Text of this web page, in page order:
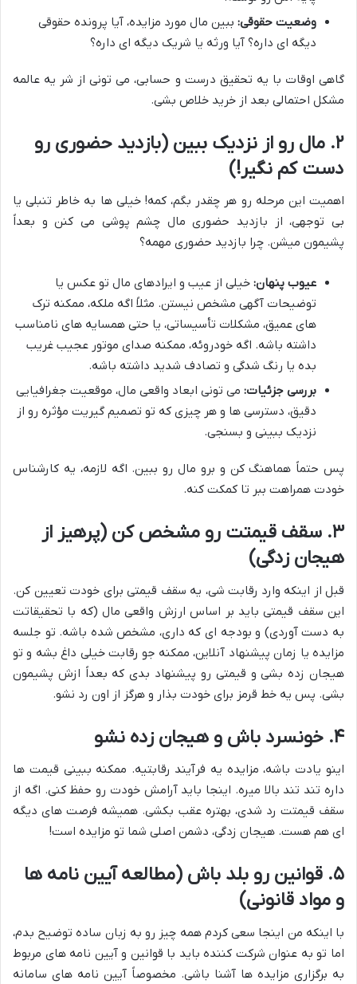
وضعیت حقوقی: ببین مال مورد مزایده، آیا پرونده حقوقی
دیگه ای داره؟ آیا ورثه یا شریک دیگه ای داره؟
گاهی اوقات با یه تحقیق درست و حسابی، می تونی از شر یه عالمه
مشکل احتمالی بعد از خرید خلاص بشی.
۲. مال رو از نزدیک ببین (بازدید حضوری رو
دست کم نگیر!)
اهمیت این مرحله رو هر چقدر بگم، کمه! خیلی ها به خاطر تنبلی یا
بی توجهی، از بازدید حضوری مال چشم پوشی می کنن و بعداً
پشیمون میشن. چرا بازدید حضوری مهمه؟
عیوب پنهان: خیلی از عیب و ایرادهای مال تو عکس یا
توضیحات آگهی مشخص نیستن. مثلاً اگه ملکه، ممکنه ترک
های عمیق، مشکلات تأسیساتی، یا حتی همسایه های نامناسب
داشته باشه. اگه خودروئه، ممکنه صدای موتور عجیب غریب
بده یا رنگ شدگی و تصادف شدید داشته باشه.
بررسی جزئیات: می تونی ابعاد واقعی مال، موقعیت جغرافیایی
دقیق، دسترسی ها و هر چیزی که تو تصمیم گیریت مؤثره رو از
نزدیک ببینی و بسنجی.
پس حتماً هماهنگ کن و برو مال رو ببین. اگه لازمه، یه کارشناس
خودت همراهت ببر تا کمکت کنه.
۳. سقف قیمتت رو مشخص کن (پرهیز از
هیجان زدگی)
قبل از اینکه وارد رقابت شی، یه سقف قیمتی برای خودت تعیین کن.
این سقف قیمتی باید بر اساس ارزش واقعی مال (که با تحقیقاتت
به دست آوردی) و بودجه ای که داری، مشخص شده باشه. تو جلسه
مزایده یا زمان پیشنهاد آنلاین، ممکنه جو رقابت خیلی داغ بشه و تو
هیجان زده بشی و قیمتی رو پیشنهاد بدی که بعداً ازش پشیمون
بشی. پس یه خط قرمز برای خودت بذار و هرگز از اون رد نشو.
۴. خونسرد باش و هیجان زده نشو
اینو یادت باشه، مزایده یه فرآیند رقابتیه. ممکنه ببینی قیمت ها
داره تند تند بالا میره. اینجا باید آرامش خودت رو حفظ کنی. اگه از
سقف قیمتت رد شدی، بهتره عقب بکشی. همیشه فرصت های دیگه
ای هم هست. هیجان زدگی، دشمن اصلی شما تو مزایده است!
۵. قوانین رو بلد باش (مطالعه آیین نامه ها
و مواد قانونی)
با اینکه من اینجا سعی کردم همه چیز رو به زبان ساده توضیح بدم،
اما تو به عنوان شرکت کننده باید با قوانین و آیین نامه های مربوط
به برگزاری مزایده ها آشنا باشی. مخصوصاً آیین نامه های سامانه